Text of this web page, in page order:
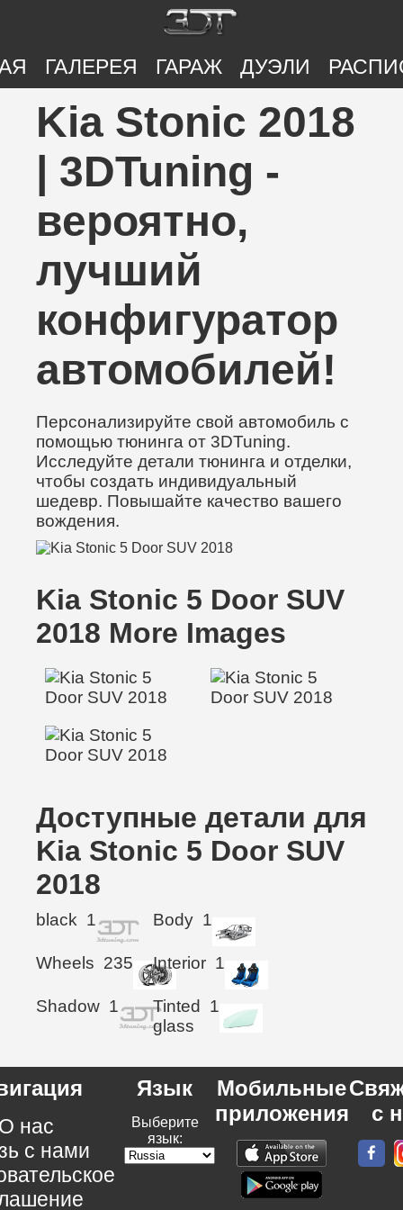
ГАЛЕРЕЯ ГАРАЖ ДУЭЛИ
Kia Stonic 2018
| 3DTuning -
вероятно,
лучший
конфигуратор
автомобилей!
Персонализируйте свой автомобиль с
помощью тюнинга от 3DTuning.
Исследуйте детали тюнинга и отделки,
чтобы создать индивидуальный
шедевр. Повышайте качество вашего
вождения.
Kia Stonic 5 Door SUV
2018 More Images
Доступные детали для
Kia Stonic 5 Door SUV
2018
black 1 Body 1
Wheels 235 Interior 1
Shadow 1
Tinted
glass
1
нас
с нами
Язык
Выберите
язык:
Мобильные
приложения
с